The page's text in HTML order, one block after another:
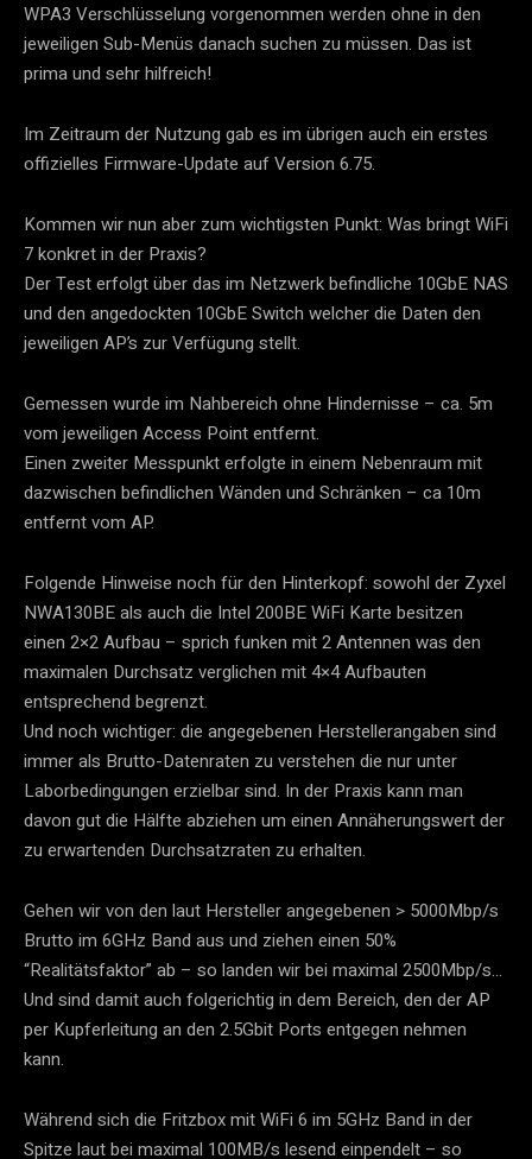
WPA3 Verschlüsselung vorgenommen werden ohne in den
jeweiligen Sub-Menüs danach suchen zu müssen. Das ist
prima und sehr hilfreich!
Im Zeitraum der Nutzung gab es im übrigen auch ein erstes
offizielles Firmware-Update auf Version 6.75.
Kommen wir nun aber zum wichtigsten Punkt: Was bringt WiFi
7 konkret in der Praxis?
Der Test erfolgt über das im Netzwerk befindliche 10GbE NAS
und den angedockten 10GbE Switch welcher die Daten den
jeweiligen AP’s zur Verfügung stellt.
Gemessen wurde im Nahbereich ohne Hindernisse – ca. 5m
vom jeweiligen Access Point entfernt.
Einen zweiter Messpunkt erfolgte in einem Nebenraum mit
dazwischen befindlichen Wänden und Schränken – ca 10m
entfernt vom AP.
Folgende Hinweise noch für den Hinterkopf: sowohl der Zyxel
NWA130BE als auch die Intel 200BE WiFi Karte besitzen
einen 2×2 Aufbau – sprich funken mit 2 Antennen was den
maximalen Durchsatz verglichen mit 4×4 Aufbauten
entsprechend begrenzt.
Und noch wichtiger: die angegebenen Herstellerangaben sind
immer als Brutto-Datenraten zu verstehen die nur unter
Laborbedingungen erzielbar sind. In der Praxis kann man
davon gut die Hälfte abziehen um einen Annäherungswert der
zu erwartenden Durchsatzraten zu erhalten.
Gehen wir von den laut Hersteller angegebenen > 5000Mbp/s
Brutto im 6GHz Band aus und ziehen einen 50%
“Realitätsfaktor” ab – so landen wir bei maximal 2500Mbp/s…
Und sind damit auch folgerichtig in dem Bereich, den der AP
per Kupferleitung an den 2.5Gbit Ports entgegen nehmen
kann.
Während sich die Fritzbox mit WiFi 6 im 5GHz Band in der
Spitze laut bei maximal 100MB/s lesend einpendelt – so